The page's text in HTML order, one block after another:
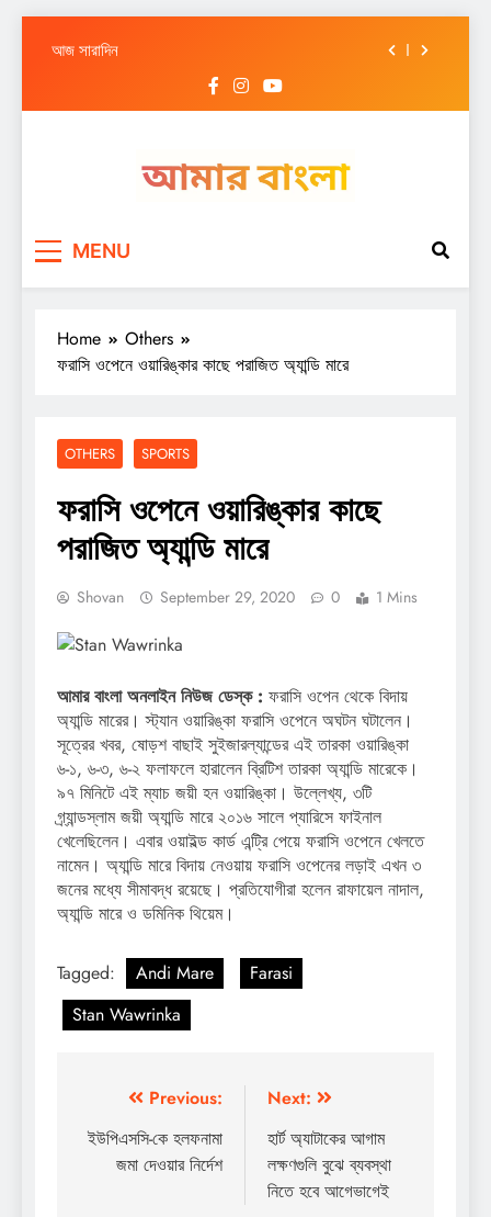
আজ সারাদিন
আজ সারাদিন
MENU
Home
Others
ফরাসি ওপেনে ওয়ারিঙ্কার কাছে পরাজিত অ্যান্ডি মারে
OTHERS SPORTS
ফরাসি ওপেনে ওয়ারিঙ্কার কাছে
পরাজিত অ্যান্ডি মারে
Shovan September 29, 2020 0 1 Mins
আমার বাংলা অনলাইন নিউজ ডেস্ক : ফরাসি ওপেন থেকে বিদায়
অ্যান্ডি মারের। স্ট্যান ওয়ারিঙ্কা ফরাসি ওপেনে অঘটন ঘটালেন।
সূত্রের খবর, ষোড়শ বাছাই সুইজারল্যান্ডের এই তারকা ওয়ারিঙ্কা
৬-১, ৬-৩, ৬-২ ফলাফলে হারালেন ব্রিটিশ তারকা অ্যান্ডি মারেকে।
৯৭ মিনিটে এই ম্যাচ জয়ী হন ওয়ারিঙ্কা। উল্লেখ্য, ৩টি
গ্র্যান্ডস্লাম জয়ী অ্যান্ডি মারে ২০১৬ সালে প্যারিসে ফাইনাল
খেলেছিলেন। এবার ওয়াইল্ড কার্ড এন্ট্রি পেয়ে ফরাসি ওপেনে খেলতে
নামেন। অ্যান্ডি মারে বিদায় নেওয়ায় ফরাসি ওপেনের লড়াই এখন ৩
জনের মধ্যে সীমাবদ্ধ রয়েছে। প্রতিযোগীরা হলেন রাফায়েল নাদাল,
অ্যান্ডি মারে ও ডমিনিক থিয়েম।
Tagged: Andi Mare
Farasi
Stan Wawrinka
navigation
Previous:
ইউপিএসসি-কে হলফনামা
জমা দেওয়ার নির্দেশ
Next:
হার্ট অ্যাটাকের আগাম
লক্ষণগুলি বুঝে ব্যবস্থা
নিতে হবে আগেভাগেই